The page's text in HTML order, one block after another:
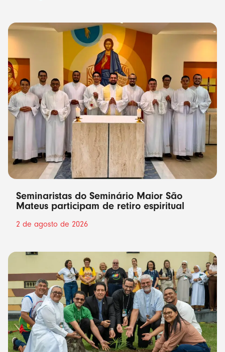
Seminaristas do Seminário Maior São
Mateus participam de retiro espiritual
2 de agosto de 2026